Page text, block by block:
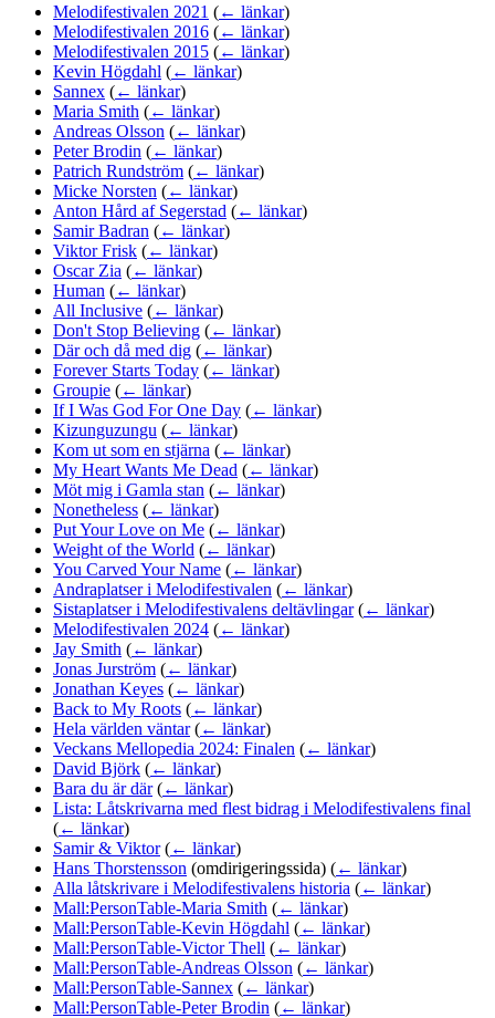
Melodifestivalen 2021 (← länkar)
Melodifestivalen 2016 (← länkar)
Melodifestivalen 2015 (← länkar)
Kevin Högdahl (← länkar)
Sannex (← länkar)
Maria Smith (← länkar)
Andreas Olsson (← länkar)
Peter Brodin (← länkar)
Patrich Rundström (← länkar)
Micke Norsten (← länkar)
Anton Hård af Segerstad (← länkar)
Samir Badran (← länkar)
Viktor Frisk (← länkar)
Oscar Zia (← länkar)
Human (← länkar)
All Inclusive (← länkar)
Don't Stop Believing (← länkar)
Där och då med dig (← länkar)
Forever Starts Today (← länkar)
Groupie (← länkar)
If I Was God For One Day (← länkar)
Kizunguzungu (← länkar)
Kom ut som en stjärna (← länkar)
My Heart Wants Me Dead (← länkar)
Möt mig i Gamla stan (← länkar)
Nonetheless (← länkar)
Put Your Love on Me (← länkar)
Weight of the World (← länkar)
You Carved Your Name (← länkar)
Andraplatser i Melodifestivalen (← länkar)
Sistaplatser i Melodifestivalens deltävlingar (← länkar)
Melodifestivalen 2024 (← länkar)
Jay Smith (← länkar)
Jonas Jurström (← länkar)
Jonathan Keyes (← länkar)
Back to My Roots (← länkar)
Hela världen väntar (← länkar)
Veckans Mellopedia 2024: Finalen (← länkar)
David Björk (← länkar)
Bara du är där (← länkar)
Lista: Låtskrivarna med flest bidrag i Melodifestivalens final
(← länkar)
Samir & Viktor (← länkar)
Hans Thorstensson (omdirigeringssida) (← länkar)
Alla låtskrivare i Melodifestivalens historia (← länkar)
Mall:PersonTable-Maria Smith (← länkar)
Mall:PersonTable-Kevin Högdahl (← länkar)
Mall:PersonTable-Victor Thell (← länkar)
Mall:PersonTable-Andreas Olsson (← länkar)
Mall:PersonTable-Sannex (← länkar)
Mall:PersonTable-Peter Brodin (← länkar)